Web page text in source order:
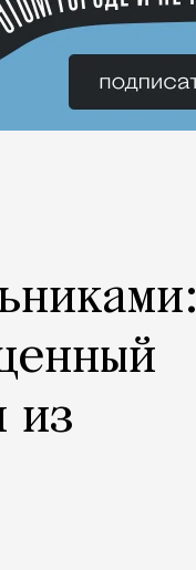
из